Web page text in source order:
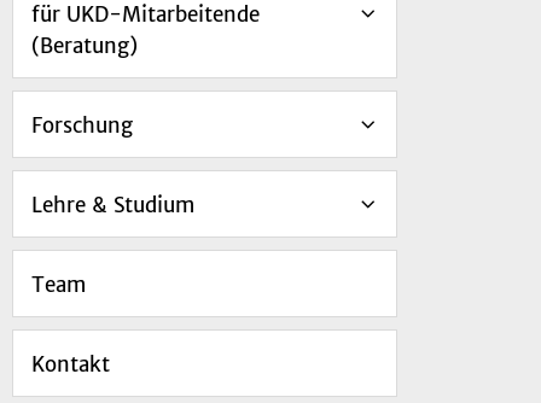
für UKD-Mitarbeitende
(Beratung)
Forschung
Lehre & Studium
Team
Kontakt